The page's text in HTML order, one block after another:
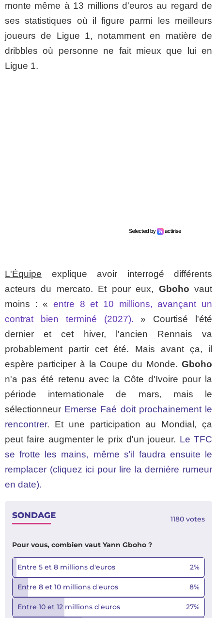
monte même à 13 millions d'euros au regard de
ses statistiques où il figure parmi les meilleurs
joueurs de Ligue 1, notamment en matière de
dribbles où personne ne fait mieux que lui en
Ligue 1.
L'Équipe explique avoir interrogé différents
acteurs du mercato. Et pour eux, Gboho vaut
moins : « entre 8 et 10 millions, avançant un
contrat bien terminé (2027). » Courtisé l'été
dernier et cet hiver, l'ancien Rennais va
probablement partir cet été. Mais avant ça, il
espère participer à la Coupe du Monde. Gboho
n'a pas été retenu avec la Côte d'Ivoire pour la
période internationale de mars, mais le
sélectionneur Emerse Faé doit prochainement le
rencontrer. Et une participation au Mondial, ça
peut faire augmenter le prix d'un joueur. Le TFC
se frotte les mains, même s'il faudra ensuite le
remplacer (cliquez ici pour lire la dernière rumeur
en date).
SONDAGE 1180 votes
Pour vous, combien vaut Yann Gboho ?
Entre 5 et 8 millions d'euros 2%
Entre 8 et 10 millions d'euros 8%
Entre 10 et 12 millions d'euros 27%